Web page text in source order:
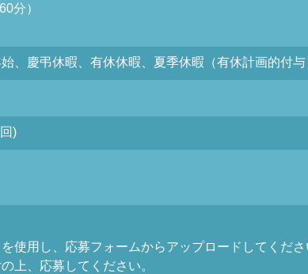
分）
、慶弔休暇、有休休暇、夏季休暇（有休計画的付与
)
使用し、応募フォームからアップロードしてくだ
上、応募してください。